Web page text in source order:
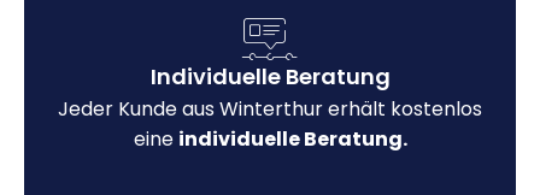
Individuelle Beratung
Jeder Kunde aus Winterthur erhält kostenlos
eine individuelle Beratung.